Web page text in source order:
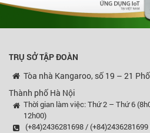
TRỤ SỞ TẬP ĐOÀN
Tòa nhà Kangaroo, số 19 – 21
Thành phố Hà Nội
Thời gian làm việc: Thứ 2 – Thứ 6
12h00)
(+84)2436281698 /